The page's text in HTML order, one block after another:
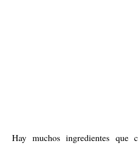
Hay muchos ingredientes que